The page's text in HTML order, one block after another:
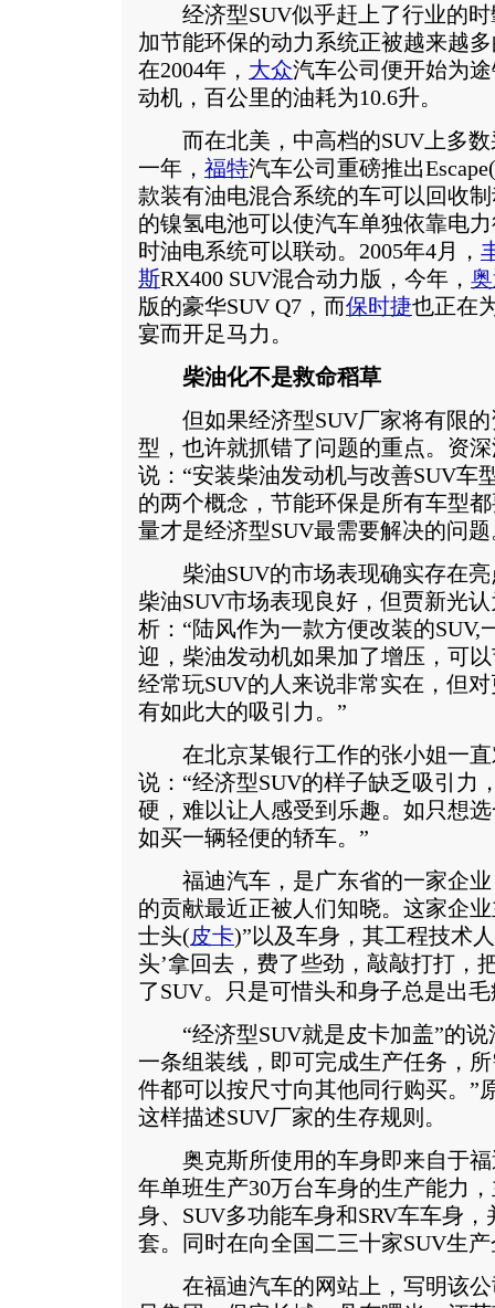
经济型SUV似乎赶上了行业的时
加节能环保的动力系统正被越来越
在2004年， 大众汽车公司便开始为
动机，百公里的油耗为10.6升。
而在北美，中高档的SUV上多数
一年， 福特汽车公司重磅推出
款装有油电混合系统的车可以回收
的镍氢电池可以使汽车单独依靠电
时油电系统可以联动。2005年4月，
斯RX400 SUV混合动力版，今年，
版的豪华SUV Q7，而保时捷也正在
宴而开足马力。
柴油化不是救命稻草
但如果经济型SUV厂家将有限的
型，也许就抓错了问题的重点。资
说：“安装柴油发动机与改善SUV车
的两个概念，节能环保是所有车型
量才是经济型SUV最需要解决的问题
柴油SUV的市场表现确实存在亮
柴油SUV市场表现良好，但贾新光
析：“陆风作为一款方便改装的SUV,
迎，柴油发动机如果加了增压，可
经常玩SUV的人来说非常实在，但
有如此大的吸引力。”
在北京某银行工作的张小姐一直
说：“经济型SUV的样子缺乏吸引力
硬，难以让人感受到乐趣。如只想
如买一辆轻便的轿车。”
福迪汽车，是广东省的一家企业
的贡献最近正被人们知晓。这家企
士头(皮卡)”以及车身，其工程技术
头’拿回去，费了些劲，敲敲打打，
了SUV。只是可惜头和身子总是出
“经济型SUV就是皮卡加盖”的说
一条组装线，即可完成生产任务，
件都可以按尺寸向其他同行购买。”
这样描述SUV厂家的生存规则。
奥克斯所使用的车身即来自于福
年单班生产30万台车身的生产能力
身、SUV多功能车身和SRV车车身
套。同时在向全国二三十家SUV生
在福迪汽车的网站上，写明该公